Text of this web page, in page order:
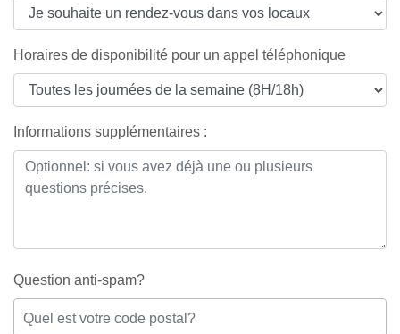
Horaires de disponibilité pour un appel téléphonique
Informations supplémentaires :
Question anti-spam?